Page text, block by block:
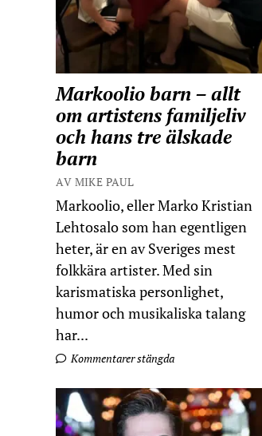
Markoolio barn – allt
om artistens familjeliv
och hans tre älskade
barn
AV MIKE PAUL
Markoolio, eller Marko Kristian
Lehtosalo som han egentligen
heter, är en av Sveriges mest
folkkära artister. Med sin
karismatiska personlighet,
humor och musikaliska talang
har...
Kommentarer stängda